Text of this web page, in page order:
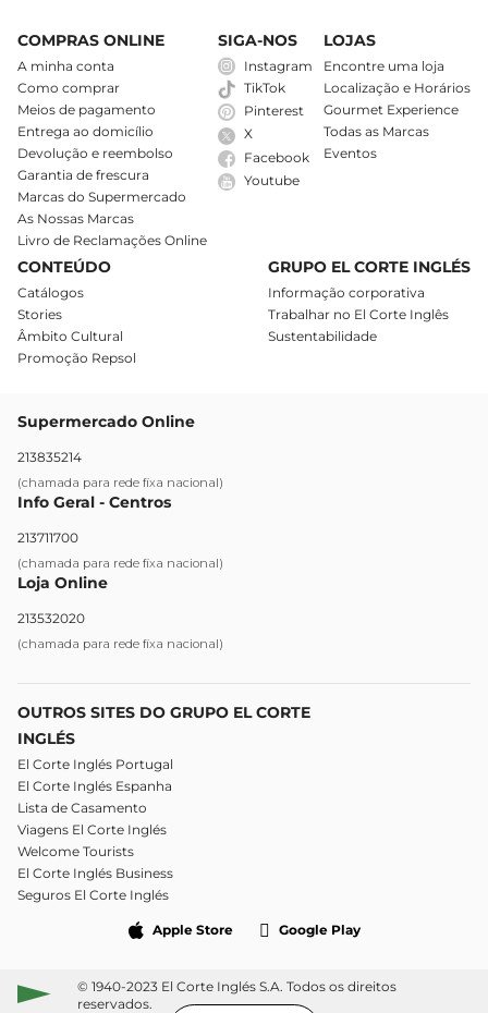
COMPRAS ONLINE
A minha conta
Como comprar
Meios de pagamento
Entrega ao domicílio
Devolução e reembolso
Garantia de frescura
Marcas do Supermercado
As Nossas Marcas
Livro de Reclamações Online
SIGA-NOS
Instagram
TikTok
Pinterest
X
Facebook
Youtube
LOJAS
Encontre uma loja
Localização e Horários
Gourmet Experience
Todas as Marcas
Eventos
CONTEÚDO
Catálogos
Stories
Âmbito Cultural
Promoção Repsol
GRUPO EL CORTE INGLÉS
Informação corporativa
Trabalhar no El Corte Inglês
Sustentabilidade
Supermercado Online
213835214
(chamada para rede fixa nacional)
Info Geral - Centros
213711700
(chamada para rede fixa nacional)
Loja Online
213532020
(chamada para rede fixa nacional)
OUTROS SITES DO GRUPO EL CORTE
INGLÉS
El Corte Inglés Portugal
El Corte Inglés Espanha
Lista de Casamento
Viagens El Corte Inglés
Welcome Tourists
El Corte Inglés Business
Seguros El Corte Inglés
Apple Store Google Play
© 1940-2023 El Corte Inglés S.A. Todos os direitos
reservados.